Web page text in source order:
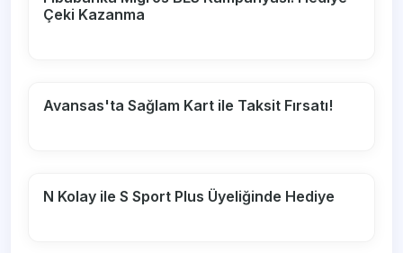
Çeki Kazanma
Avansas'ta Sağlam Kart ile Taksit Fırsatı!
N Kolay ile S Sport Plus Üyeliğinde Hediye